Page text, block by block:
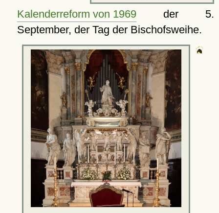
Kalenderreform von 1969der 5.
September, der Tag der Bischofsweihe.